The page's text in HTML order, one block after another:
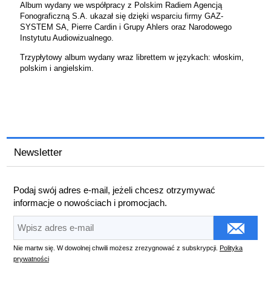
Album wydany we współpracy z Polskim Radiem Agencją
Fonograficzną S.A. ukazał się dzięki wsparciu firmy GAZ-
SYSTEM SA, Pierre Cardin i Grupy Ahlers oraz Narodowego
Instytutu Audiowizualnego.
Trzypłytowy album wydany wraz librettem w językach: włoskim,
polskim i angielskim.
Newsletter
Podaj swój adres e-mail, jeżeli chcesz otrzymywać
informacje o nowościach i promocjach.
Nie martw się. W dowolnej chwili możesz zrezygnować z subskrypcji. Polityka
prywatności